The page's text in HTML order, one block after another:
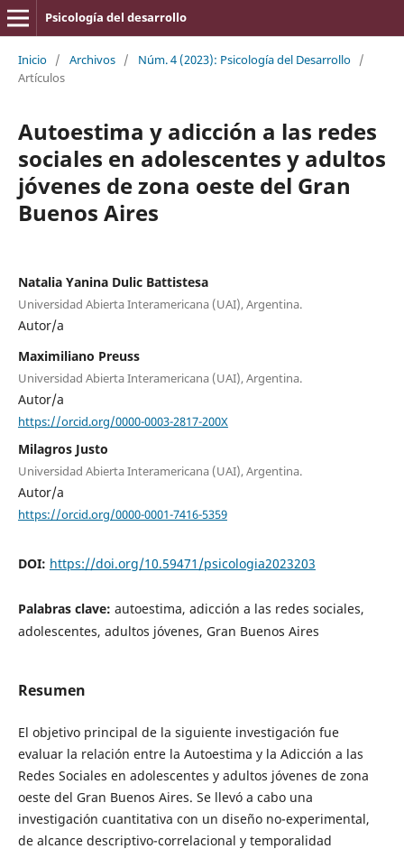
Psicología del desarrollo
Inicio / Archivos / Núm. 4 (2023): Psicología del Desarrollo /
Artículos
Autoestima y adicción a las redes
sociales en adolescentes y adultos
jóvenes de zona oeste del Gran
Buenos Aires
Natalia Yanina Dulic Battistesa
Universidad Abierta Interamericana (UAI), Argentina.
Autor/a
Maximiliano Preuss
Universidad Abierta Interamericana (UAI), Argentina.
Autor/a
https://orcid.org/0000-0003-2817-200X
Milagros Justo
Universidad Abierta Interamericana (UAI), Argentina.
Autor/a
https://orcid.org/0000-0001-7416-5359
DOI: https://doi.org/10.59471/psicologia2023203
Palabras clave: autoestima, adicción a las redes sociales,
adolescentes, adultos jóvenes, Gran Buenos Aires
Resumen
El objetivo principal de la siguiente investigación fue
evaluar la relación entre la Autoestima y la Adicción a las
Redes Sociales en adolescentes y adultos jóvenes de zona
oeste del Gran Buenos Aires. Se llevó a cabo una
investigación cuantitativa con un diseño no-experimental,
de alcance descriptivo-correlacional y temporalidad